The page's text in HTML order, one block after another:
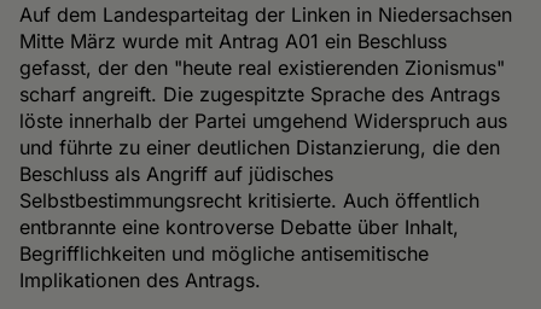
Auf dem Landesparteitag der Linken in Niedersachsen
Mitte März wurde mit Antrag A01 ein Beschluss
gefasst, der den "heute real existierenden Zionismus"
scharf angreift. Die zugespitzte Sprache des Antrags
löste innerhalb der Partei umgehend Widerspruch aus
und führte zu einer deutlichen Distanzierung, die den
Beschluss als Angriff auf jüdisches
Selbstbestimmungsrecht kritisierte. Auch öffentlich
entbrannte eine kontroverse Debatte über Inhalt,
Begrifflichkeiten und mögliche antisemitische
Implikationen des Antrags.